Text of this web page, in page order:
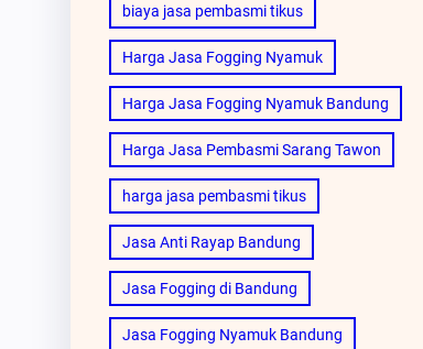
biaya jasa pembasmi tikus
Harga Jasa Fogging Nyamuk
Harga Jasa Fogging Nyamuk Bandung
Harga Jasa Pembasmi Sarang Tawon
harga jasa pembasmi tikus
Jasa Anti Rayap Bandung
Jasa Fogging di Bandung
Jasa Fogging Nyamuk Bandung